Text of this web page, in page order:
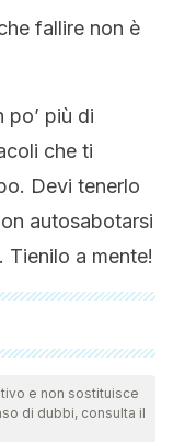
fallire non è
po’ più di
che ti
Devi tenerlo
autosabotarsi
Tienilo a mente!
fondo dal nostro
l'attualità e la
stata considerata
e non sostituisce
di dubbi, consulta il